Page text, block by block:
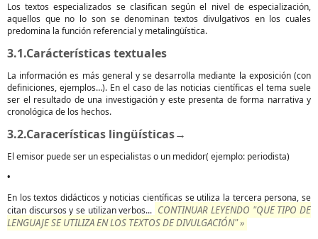
Los textos especializados se clasifican según el nivel de especialización,
aquellos que no lo son se denominan textos divulgativos en los cuales
predomina la función referencial y metalingüística.
3.1.Carácterísticas textuales
La información es más general y se desarrolla mediante la exposición (con
definiciones, ejemplos…). En el caso de las noticias científicas el tema suele
ser el resultado de una investigación y este presenta de forma narrativa y
cronológica de los hechos.
3.2.Caracerísticas lingüísticas→
El emisor puede ser un especialistas o un medidor( ejemplo: periodista)
•
En los textos didácticos y noticias científicas se utiliza la tercera persona, se
citan discursos y se utilizan verbos... CONTINUAR LEYENDO "QUE TIPO DE
LENGUAJE SE UTILIZA EN LOS TEXTOS DE DIVULGACIÓN" »